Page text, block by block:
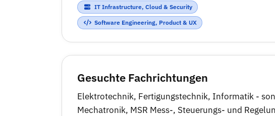
IT Infrastructure, Cloud & Security
Software Engineering, Product & UX
Gesuchte Fachrichtungen
Elektrotechnik, Fertigungstechnik, Informatik -
Mechatronik, MSR Mess-, Steuerungs- und